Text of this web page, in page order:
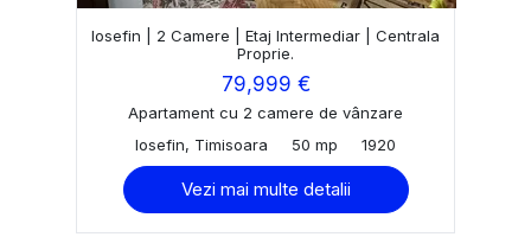
Iosefin | 2 Camere | Etaj Intermediar | Centrala
Proprie.
79,999 €
Apartament cu 2 camere de vânzare
Iosefin, Timisoara
50 mp 1920
Vezi mai multe detalii